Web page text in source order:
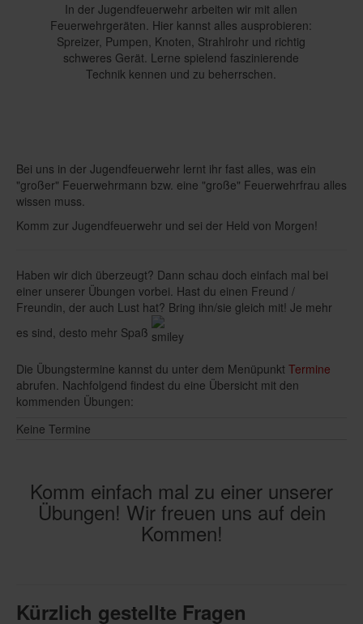
In der Jugendfeuerwehr arbeiten wir mit allen
Feuerwehrgeräten. Hier kannst alles ausprobieren:
Spreizer, Pumpen, Knoten, Strahlrohr und richtig
schweres Gerät. Lerne spielend faszinierende
Technik kennen und zu beherrschen.
Bei uns in der Jugendfeuerwehr lernt ihr fast alles, was ein
"großer" Feuerwehrmann bzw. eine "große" Feuerwehrfrau alles
wissen muss.
Komm zur Jugendfeuerwehr und sei der Held von Morgen!
Haben wir dich überzeugt? Dann schau doch einfach mal bei
einer unserer Übungen vorbei. Hast du einen Freund /
Freundin, der auch Lust hat? Bring ihn/sie gleich mit! Je mehr
es sind, desto mehr Spaß
Die Übungstermine kannst du unter dem Menüpunkt Termine
abrufen. Nachfolgend findest du eine Übersicht mit den
kommenden Übungen:
Keine Termine
Komm einfach mal zu einer unserer
Übungen! Wir freuen uns auf dein
Kommen!
Kürzlich gestellte Fragen